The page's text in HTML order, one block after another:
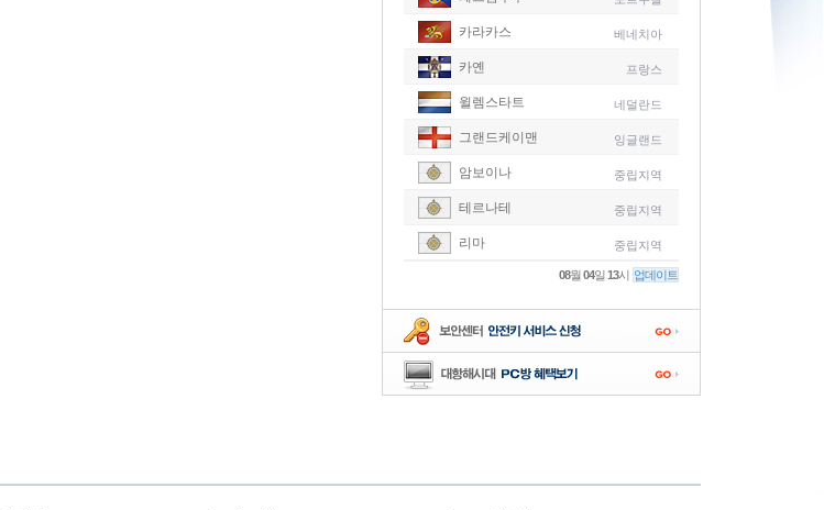
-
카라카스 베네치아
카옌 프랑스
윌렘스타트 네덜란드
그랜드케이맨 잉글랜드
암보이나 중립지역
테르나테 중립지역
리마 중립지역
08월04일13시 업데이트